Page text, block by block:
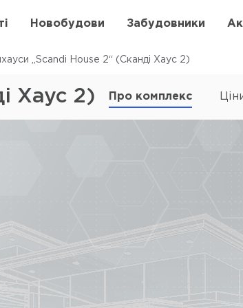
Новобудови Забудовники
„Scandi House 2“ (Сканді Хаус 2)
Хаус 2) Про комплекс